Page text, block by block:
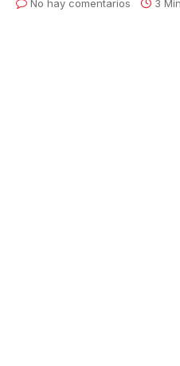
No hay comentarios
3